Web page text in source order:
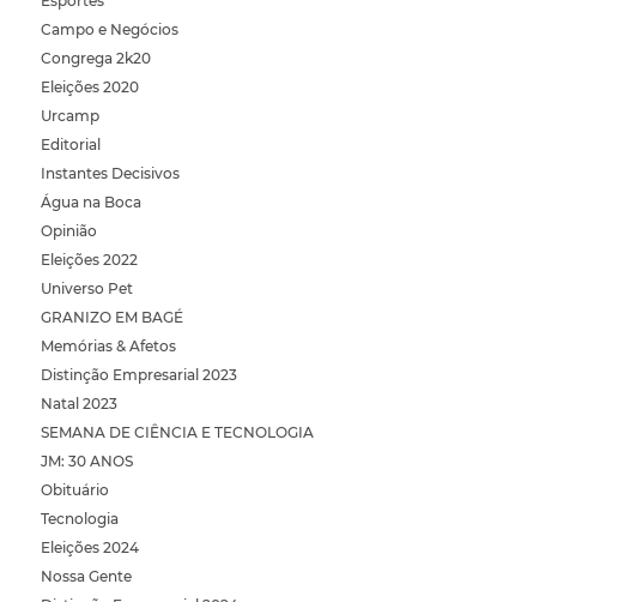
Campo e Negócios
Congrega 2k20
Eleições 2020
Urcamp
Editorial
Instantes Decisivos
Água na Boca
Opinião
Eleições 2022
Universo Pet
GRANIZO EM BAGÉ
Memórias & Afetos
Distinção Empresarial 2023
Natal 2023
SEMANA DE CIÊNCIA E TECNOLOGIA
JM: 30 ANOS
Obituário
Tecnologia
Eleições 2024
Nossa Gente